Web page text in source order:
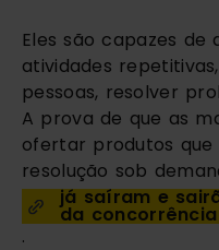
Eles são capazes de
atividades
pessoas, resolver
A prova de que as
ofertar produtos
resolução sob
já saíram e
da concorrência
.